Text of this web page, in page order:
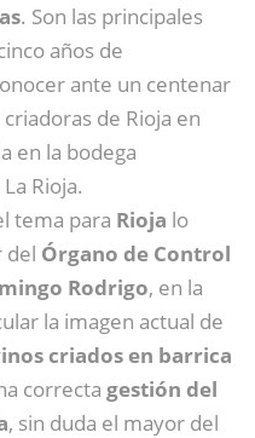
. Son las principales
años de
ante un centenar
de Rioja en
en la bodega
Rioja.
tema para Rioja lo
del Órgano de Control
Rodrigo, en la
la imagen actual de
criados en barrica
correcta gestión del
, sin duda el mayor del